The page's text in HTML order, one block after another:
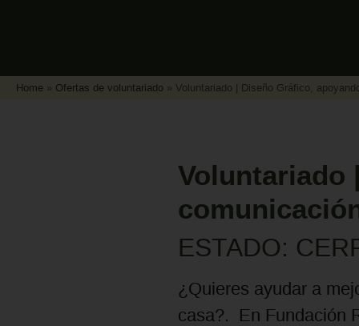
Home » Ofertas de voluntariado » Voluntariado | Diseño Gráfico,
Voluntariado
ESTADO:
¿Quieres ayudar a
casa?. En Fundación